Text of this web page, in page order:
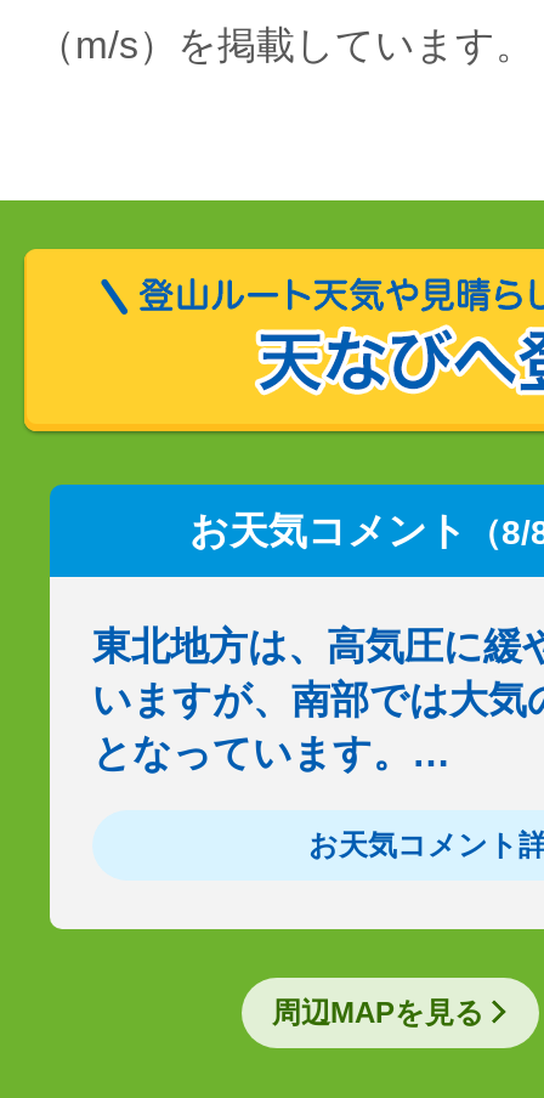
（m/s）を掲載しています。
お天気コメント （
東北地方は、高気圧に緩
いますが、南部では大気
となっています。…
お天気コメント
周辺MAPを見る